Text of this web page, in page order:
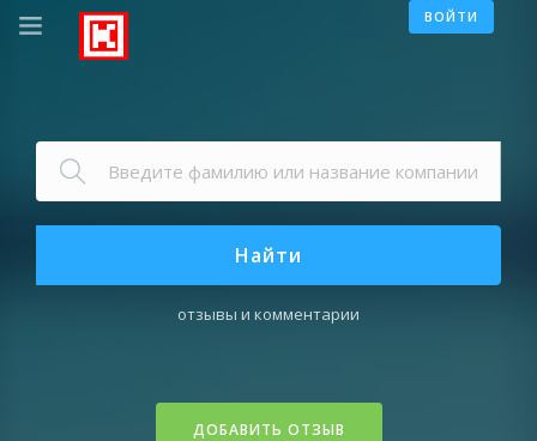
ВОЙТИ
Найти
отзывы и комментарии
ДОБАВИТЬ ОТЗЫВ